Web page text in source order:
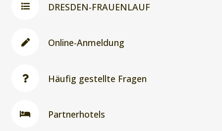
DRESDEN-FRAUENLAUF
Online-Anmeldung
Häufig gestellte Fragen
Partnerhotels